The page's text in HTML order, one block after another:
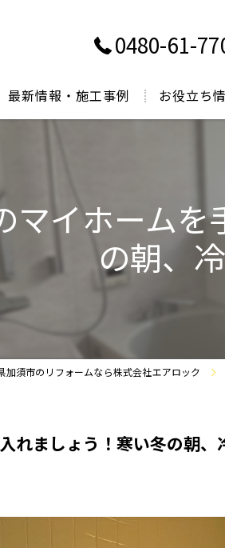
0480-61-
最新情報・施工事例 お役立ち
マイホーム
の朝、
加須市のリフォームなら株式会社エアロック
れましょう！寒い冬の朝、